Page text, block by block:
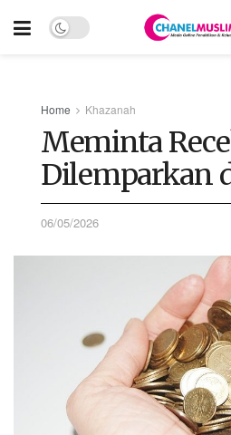
Home Khazanah
Meminta
Dilemparkan
06/05/2026